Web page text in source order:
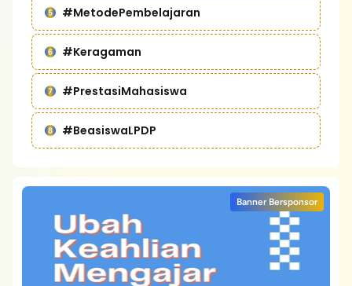
#MetodePembelajaran
#Keragaman
#PrestasiMahasiswa
#BeasiswaLPDP
Banner Bersponsor